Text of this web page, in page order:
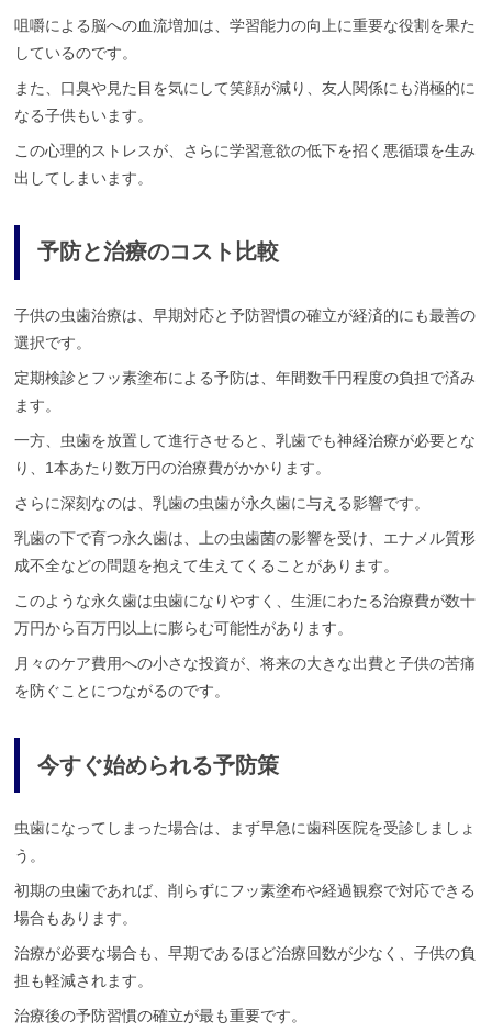
咀嚼による脳への血流増加は、学習能力の向上に重要な役割を果た
しているのです。
また、口臭や見た目を気にして笑顔が減り、友人関係にも消極的に
なる子供もいます。
この心理的ストレスが、さらに学習意欲の低下を招く悪循環を生み
出してしまいます。
予防と治療のコスト比較
子供の虫歯治療は、早期対応と予防習慣の確立が経済的にも最善の
選択です。
定期検診とフッ素塗布による予防は、年間数千円程度の負担で済み
ます。
一方、虫歯を放置して進行させると、乳歯でも神経治療が必要とな
り、1本あたり数万円の治療費がかかります。
さらに深刻なのは、乳歯の虫歯が永久歯に与える影響です。
乳歯の下で育つ永久歯は、上の虫歯菌の影響を受け、エナメル質形
成不全などの問題を抱えて生えてくることがあります。
このような永久歯は虫歯になりやすく、生涯にわたる治療費が数十
万円から百万円以上に膨らむ可能性があります。
月々のケア費用への小さな投資が、将来の大きな出費と子供の苦痛
を防ぐことにつながるのです。
今すぐ始められる予防策
虫歯になってしまった場合は、まず早急に歯科医院を受診しましょ
う。
初期の虫歯であれば、削らずにフッ素塗布や経過観察で対応できる
場合もあります。
治療が必要な場合も、早期であるほど治療回数が少なく、子供の負
担も軽減されます。
治療後の予防習慣の確立が最も重要です。